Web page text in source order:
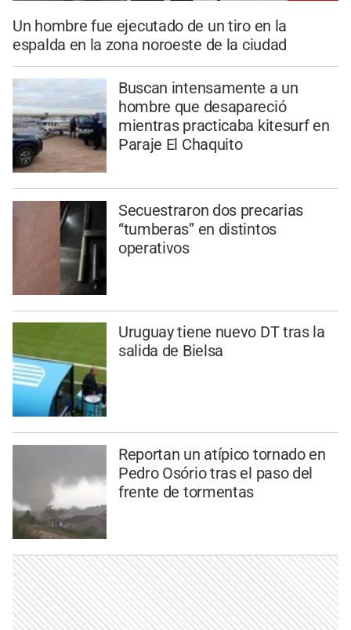
Un hombre fue ejecutado de un tiro en la
espalda en la zona noroeste de la ciudad
Buscan intensamente a un
hombre que desapareció
mientras practicaba kitesurf en
Paraje El Chaquito
Secuestraron dos precarias
“tumberas” en distintos
operativos
Uruguay tiene nuevo DT tras la
salida de Bielsa
Reportan un atípico tornado en
Pedro Osório tras el paso del
frente de tormentas